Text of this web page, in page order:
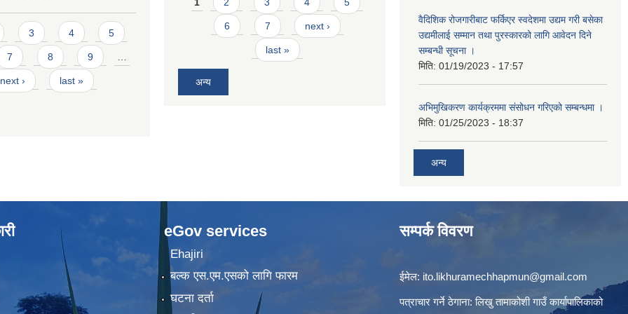
3 4 5
7 8 9
next › last »
6 7 next ›
last »
अन्य
वैदिशिक रोजगारीबाट फर्किएर स्वदेशमा उद्यम गरी बसेका
उद्यमीलाई सम्मान तथा पुरस्कारको लागि आवेदन दिने
सम्बन्धी सूचना ।
मिति: 01/19/2023 - 17:57
अभिमुखिकरण कार्यक्रममा संसोधन गरिएको सम्बन्धमा ।
मिति: 01/25/2023 - 18:37
अन्य
eGov services
Ehajiri
बल्क एस.एम.एसको लागि फारम
घटना दर्ता
सम्पर्क विवरण
ईमेल: ito.likhuramechhapmun@gmail.com
पत्राचार गर्ने ठेगाना: लिखु तामाकोशी गाउँ कार्यापालिकाको